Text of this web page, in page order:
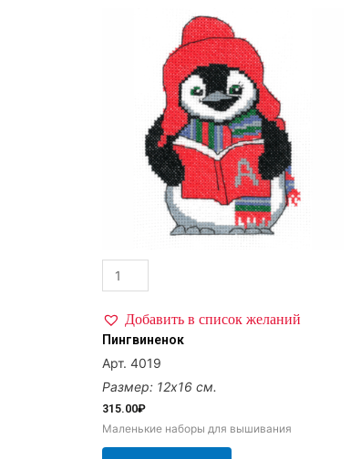
Добавить в список желаний
Пингвиненок
Арт. 4019
Размер: 12х16 см.
315.00₽
Маленькие наборы для вышивания